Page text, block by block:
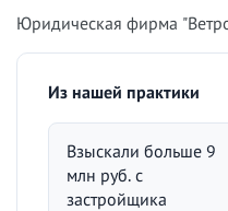
Юридическая фирма
Из нашей практики
Взыскали больше 9
млн руб. с
застройщика